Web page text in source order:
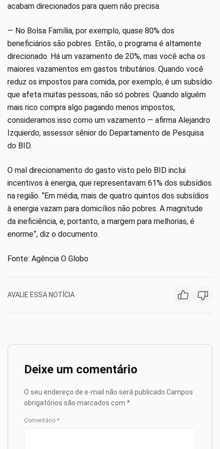
acabam direcionados para quem não precisa.
— No Bolsa Família, por exemplo, quase 80% dos
beneficiários são pobres. Então, o programa é altamente
direcionado. Há um vazamento de 20%, mas você acha os
maiores vazamentos em gastos tributários. Quando você
reduz os impostos para comida, por exemplo, é um subsídio
que afeta muitas pessoas, não só pobres. Quando alguém
mais rico compra algo pagando menos impostos,
consideramos isso como um vazamento — afirma Alejandro
Izquierdo, assessor sênior do Departamento de Pesquisa
do BID.
O mal direcionamento do gasto visto pelo BID inclui
incentivos à energia, que representavam 61% dos subsídios
na região. “Em média, mais de quatro quintos dos subsídios
à energia vazam para domicílios não pobres. A magnitude
da ineficiência, e, portanto, a margem para melhorias, é
enorme”, diz o documento.
Fonte: Agência O Globo
AVALIE ESSA NOTÍCIA
Deixe um comentário
O seu endereço de e-mail não será publicado. Campos
obrigatórios são marcados com *
Comentário *